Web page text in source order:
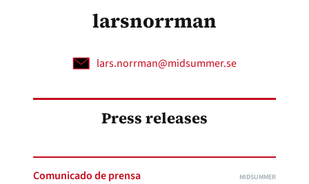
larsnorrman
lars.norrman@midsummer.se
Press releases
Comunicado de prensa MIDSUMMER